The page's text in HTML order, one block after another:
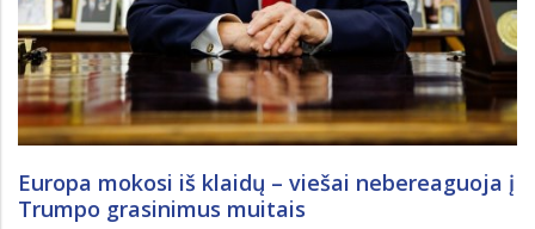
Europa mokosi iš klaidų – viešai nebereaguoja į
Trumpo grasinimus muitais